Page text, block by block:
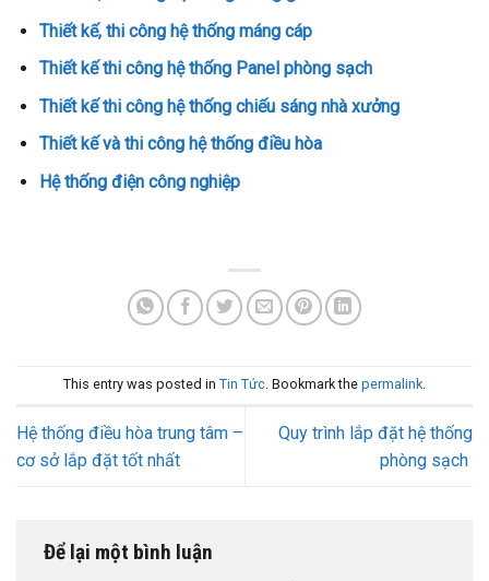
Thiết kế, thi công hệ thống máng cáp
Thiết kế thi công hệ thống Panel phòng sạch
Thiết kế thi công hệ thống chiếu sáng nhà xưởng
Thiết kế và thi công hệ thống điều hòa
Hệ thống điện công nghiệp
This entry was posted in Tin Tức. Bookmark the permalink.
Hệ thống điều hòa trung tâm –
cơ sở lắp đặt tốt nhất
Quy trình lắp đặt hệ thống
phòng sạch
Để lại một bình luận